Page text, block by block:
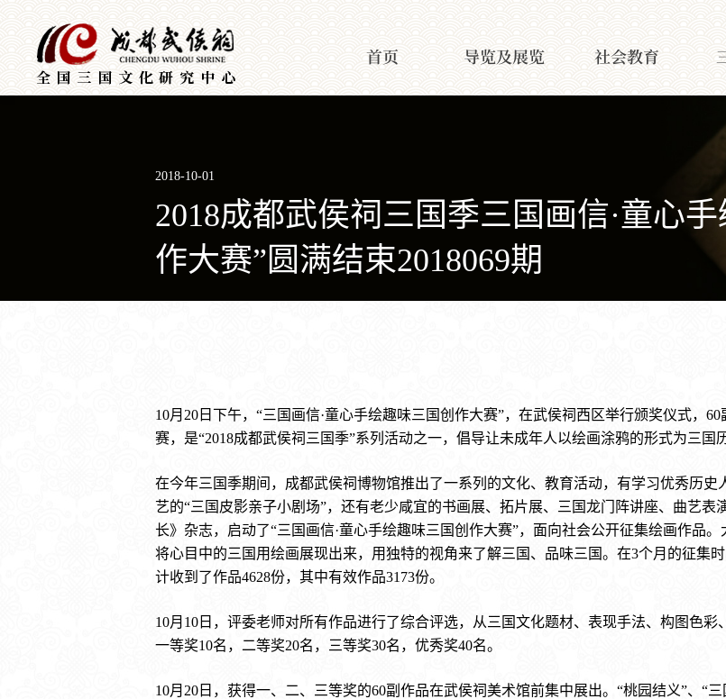
首页 导览及展览 社会教育
2018-10-01
2018成都武侯祠三国季三国画信·童心
作大赛”圆满结束2018069期
10月20日下午，“三国画信·童心手绘趣味三国创作大赛”，在武侯祠西区举行颁奖仪式，
赛，是“2018成都武侯祠三国季”系列活动之一，倡导让未成年人以绘画涂鸦的形式为三国
在今年三国季期间，成都武侯祠博物馆推出了一系列的文化、教育活动，有学习优秀历史
艺的“三国皮影亲子小剧场”，还有老少咸宜的书画展、拓片展、三国龙门阵讲座、曲艺
长》杂志，启动了“三国画信·童心手绘趣味三国创作大赛”，面向社会公开征集绘画作品
将心目中的三国用绘画展现出来，用独特的视角来了解三国、品味三国。在3个月的征集
计收到了作品4628份，其中有效作品3173份。
10月10日，评委老师对所有作品进行了综合评选，从三国文化题材、表现手法、构图色
一等奖10名，二等奖20名，三等奖30名，优秀奖40名。
10月20日，获得一、二、三等奖的60副作品在武侯祠美术馆前集中展出。“桃园结义”、“